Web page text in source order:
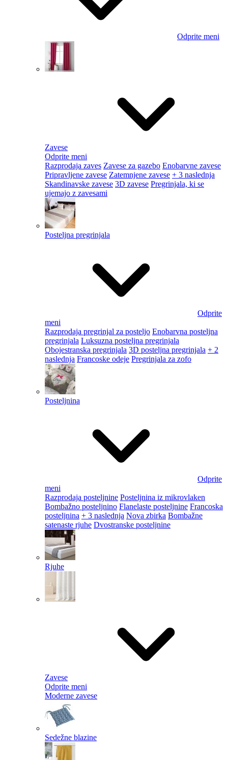
Odprite meni
Zavese
Odprite meni
Razprodaja zaves Zavese za gazebo Enobarvne zavese
Pripravljene zavese Zatemnjene zavese + 3 naslednja
Skandinavske zavese 3D zavese Pregrinjala, ki se
ujemajo z zavesami
Posteljna pregrinjala
Odprite
meni
Razprodaja pregrinjal za posteljo Enobarvna posteljna
pregrinjala Luksuzna posteljna pregrinjala
Obojestranska pregrinjala 3D posteljna pregrinjala + 2
naslednja Francoske odeje Pregrinjala za zofo
Posteljnina
Odprite
meni
Razprodaja posteljnine Posteljnina iz mikrovlaken
Bombažno posteljnino Flanelaste posteljnine Francoska
posteljnina + 3 naslednja Nova zbirka Bombažne
satenaste rjuhe Dvostranske posteljnine
Rjuhe
Zavese
Odprite meni
Moderne zavese
Sedežne blazine